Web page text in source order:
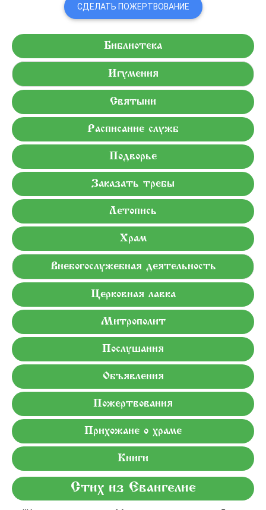
СДЕЛАТЬ ПОЖЕРТВОВАНИЕ
Библиотека
Игумения
Святыни
Расписание служб
Подворье
Заказать требы
Летопись
Храм
Внебогослужебная деятельность
Церковная лавка
Митрополит
Послушания
Объявления
Пожертвования
Прихожане о храме
Книги
Стих из Евангелие